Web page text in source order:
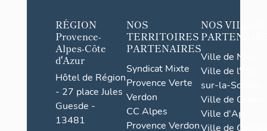
RÉGION
Provence-
Alpes-Côte
d'Azur
Hôtel de Région
- 27 place Jules
Guesde -
13481
NOS
TERRITOIRES
PARTENAIRES
Syndicat Mixte
Provence Verte
Verdon
CC Alpes
Provence Verdon
NOS VILLES
Ville de Nice
Ville de l'Isle-
sur-la-Sorgue
Ville de Grasse
Ville d'Apt
Ville de